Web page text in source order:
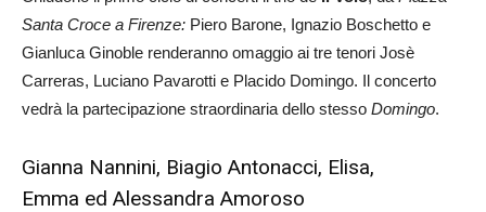
Santa Croce a Firenze: Piero Barone, Ignazio Boschetto e
Gianluca Ginoble renderanno omaggio ai tre tenori Josè
Carreras, Luciano Pavarotti e Placido Domingo. Il concerto
vedrà la partecipazione straordinaria dello stesso Domingo.
Gianna Nannini, Biagio Antonacci, Elisa,
Emma ed Alessandra Amoroso